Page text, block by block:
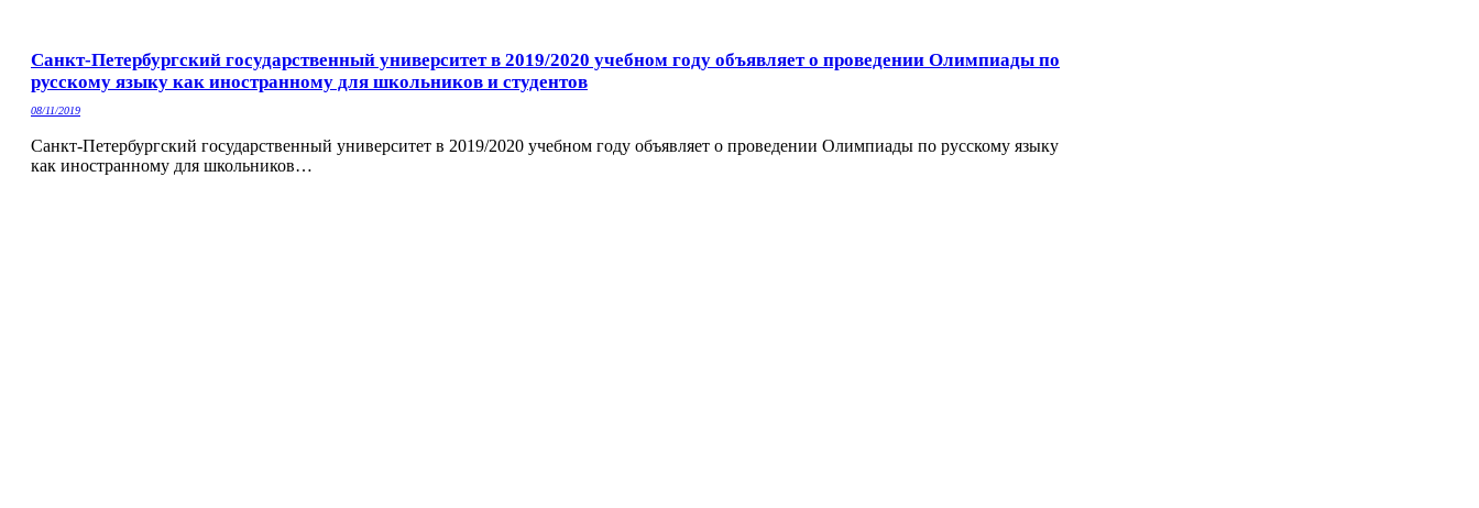
Санкт-Петербургский государственный университет в 2019/2020 учебном году объявляет о проведении Олимпиады по
русскому языку как иностранному для школьников и студентов
08/11/2019
Санкт-Петербургский государственный университет в 2019/2020 учебном году объявляет о проведении Олимпиады по русскому языку
как иностранному для школьников…